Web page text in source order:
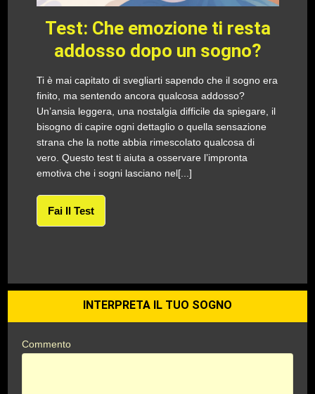
Test: Che emozione ti resta
addosso dopo un sogno?
Ti è mai capitato di svegliarti sapendo che il sogno era
finito, ma sentendo ancora qualcosa addosso?
Un’ansia leggera, una nostalgia difficile da spiegare, il
bisogno di capire ogni dettaglio o quella sensazione
strana che la notte abbia rimescolato qualcosa di
vero. Questo test ti aiuta a osservare l’impronta
emotiva che i sogni lasciano nel[...]
Fai Il Test
INTERPRETA IL TUO SOGNO
Commento